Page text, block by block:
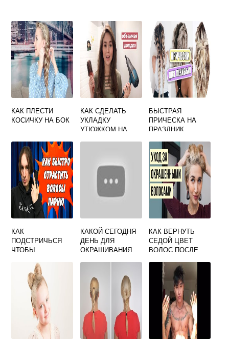
КАК ПЛЕСТИ
КОСИЧКУ НА БОК
КАК СДЕЛАТЬ
УКЛАДКУ
УТЮЖКОМ НА
БЫСТРАЯ
ПРИЧЕСКА НА
ПРАЗДНИК
КАК
ПОДСТРИЧЬСЯ
ЧТОБЫ
ВОЛОСЫ ПАРНЮ
КАКОЙ СЕГОДНЯ
ДЕНЬ ДЛЯ
ОКРАШИВАНИЯ
КАЛЕНДАРЮ
КАК ВЕРНУТЬ
СЕДОЙ ЦВЕТ
ВОЛОС ПОСЛЕ